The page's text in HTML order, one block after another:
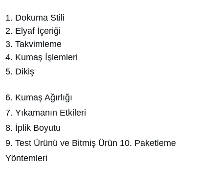
1. Dokuma Stili
2. Elyaf İçeriği
3. Takvimleme
4. Kumaş İşlemleri
5. Dikiş
6. Kumaş Ağırlığı
7. Yıkamanın Etkileri
8. İplik Boyutu
9. Test Ürünü ve Bitmiş Ürün 10. Paketleme
Yöntemleri